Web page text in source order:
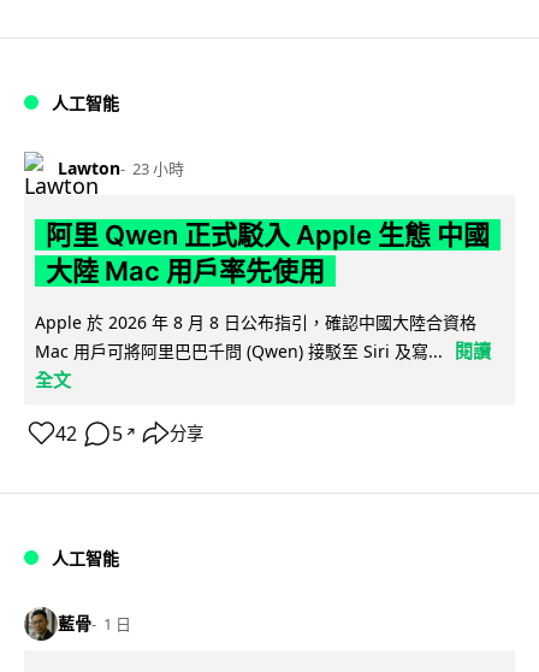
人工智能
Lawton 23 小時
阿里 Qwen 正式駁入 Apple 生態 中國
大陸 Mac 用戶率先使用
Apple 於 2026 年 8 月 8 日公布指引，確認中國大陸合資格
Mac 用戶可將阿里巴巴千問 (Qwen) 接駁至 Siri 及寫...
閱讀
全文
42 5 ↗ 分享
人工智能
藍骨 1 日